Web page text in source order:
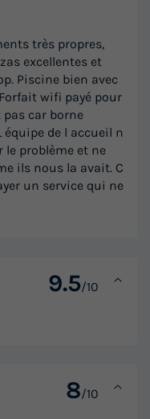
très propres,
excellentes et
Piscine bien avec
wifi payé pour
car borne
équipe de l accueil n
problème et ne
ils nous la avait. C
un service qui ne
9.5/10
8/10